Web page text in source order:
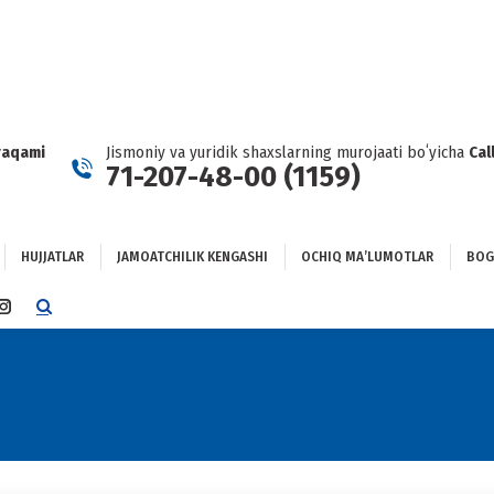
Jismoniy va yuridik shaxslarning murojaati boʻyicha
71-207-48-00 (1159)
HUJJATLAR JAMOATCHILIK KENGASHI OCHIQ MAʼLUMOTLAR
INSTAGRAM